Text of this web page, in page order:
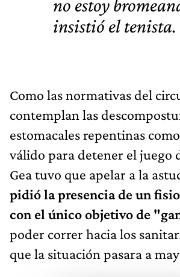
no estoy
insistió el tenista.
Como las normativas del
contemplan las
estomacales repentinas
válido para detener el juego
Gea tuvo que apelar a la
pidió la presencia de un
con el único objetivo de
poder correr hacia los
que la situación pasara a